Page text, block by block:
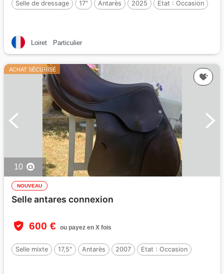
Selle de dressage 17" Antarès 2025 Etat : Occasion
Loiret Particulier
ACHAT SÉCURISÉ
10
NOUVEAU
Selle antares connexion
600 € ou payez en X fois
Selle mixte 17,5" Antarès 2007 Etat : Occasion